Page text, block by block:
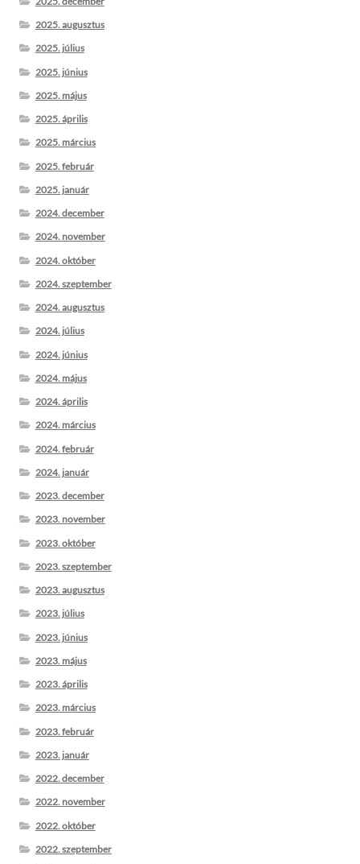
2025. augusztus
2025. július
2025. június
2025. május
2025. április
2025. március
2025. február
2025. január
2024. december
2024. november
2024. október
2024. szeptember
2024. augusztus
2024. július
2024. június
2024. május
2024. április
2024. március
2024. február
2024. január
2023. december
2023. november
2023. október
2023. szeptember
2023. augusztus
2023. július
2023. június
2023. május
2023. április
2023. március
2023. február
2023. január
2022. december
2022. november
2022. október
2022. szeptember